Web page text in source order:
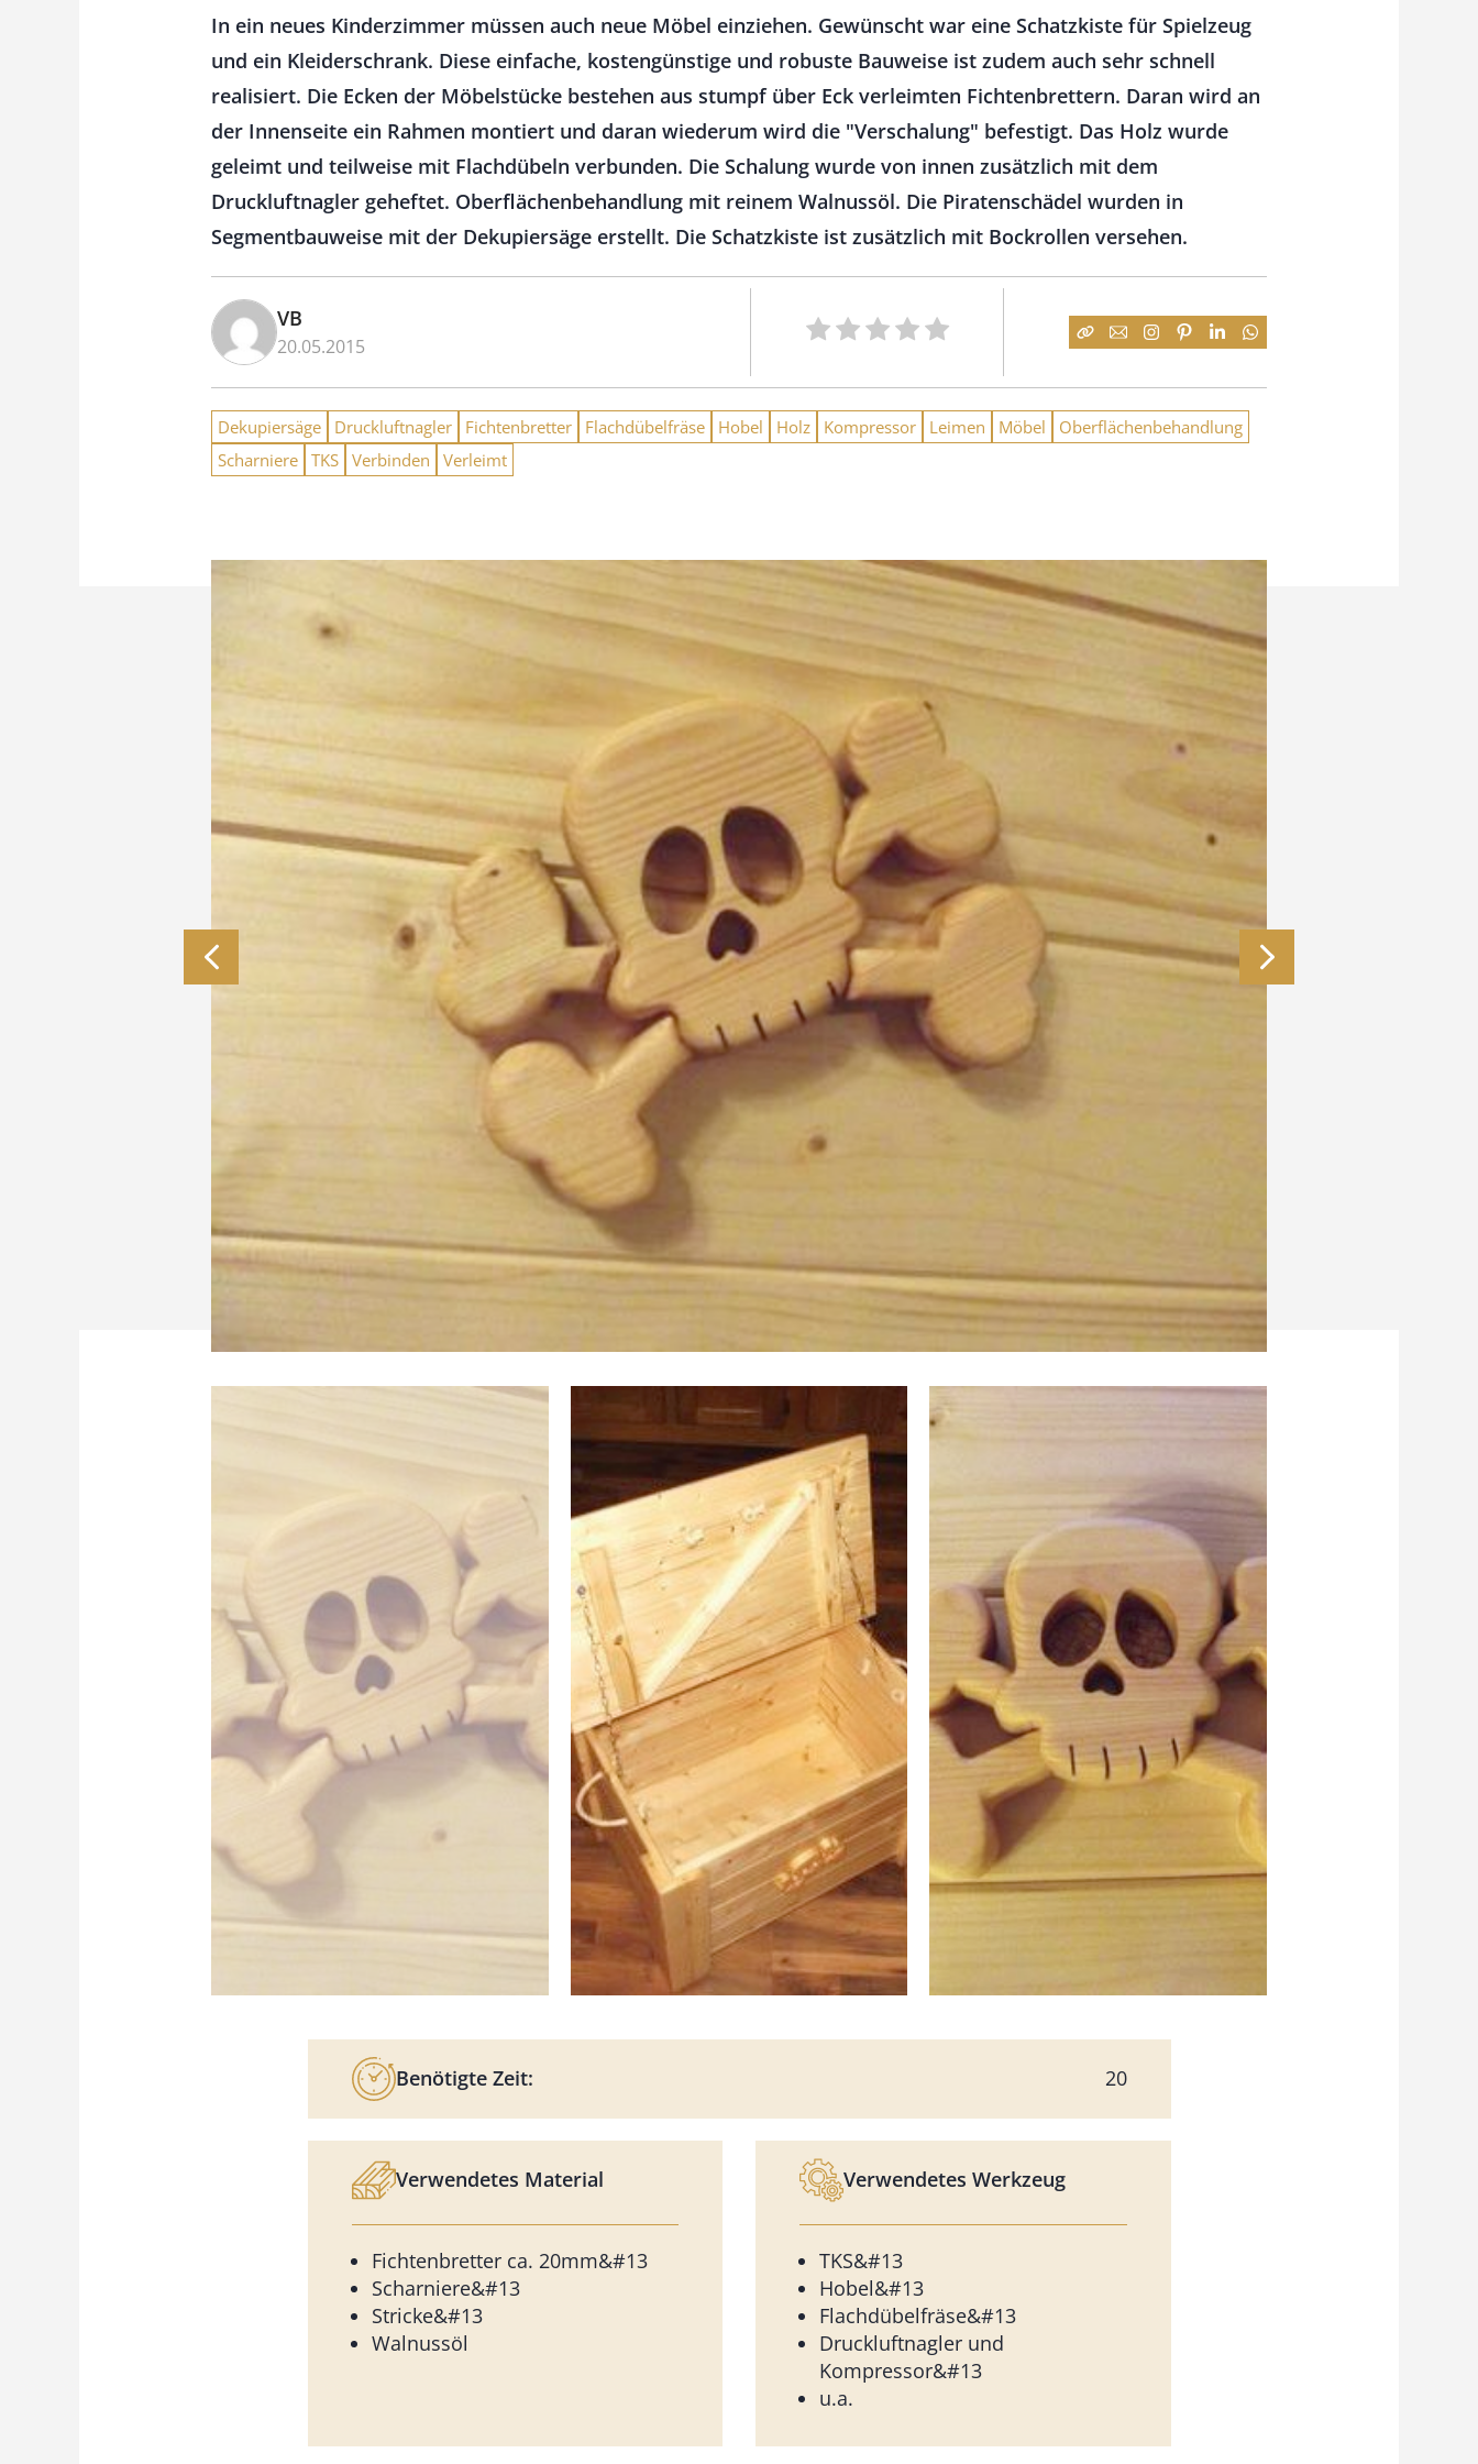
In ein neues Kinderzimmer müssen auch neue Möbel einziehen. Gewünscht war eine Schatzkiste für Spielzeug
und ein Kleiderschrank. Diese einfache, kostengünstige und robuste Bauweise ist zudem auch sehr schnell
realisiert. Die Ecken der Möbelstücke bestehen aus stumpf über Eck verleimten Fichtenbrettern. Daran wird an
der Innenseite ein Rahmen montiert und daran wiederum wird die "Verschalung" befestigt. Das Holz wurde
geleimt und teilweise mit Flachdübeln verbunden. Die Schalung wurde von innen zusätzlich mit dem
Druckluftnagler geheftet. Oberflächenbehandlung mit reinem Walnussöl. Die Piratenschädel wurden in
Segmentbauweise mit der Dekupiersäge erstellt. Die Schatzkiste ist zusätzlich mit Bockrollen versehen.
VB
20.05.2015
Dekupiersäge Druckluftnagler Fichtenbretter Flachdübelfräse Hobel Holz Kompressor Leimen Möbel
Oberflächenbehandlung
Scharniere TKS Verbinden Verleimt
Benötigte Zeit: 20
Verwendetes Material
Fichtenbretter ca. 20mm&#13
Scharniere&#13
Stricke&#13
Walnussöl
Verwendetes Werkzeug
TKS&#13
Hobel&#13
Flachdübelfräse&#13
Druckluftnagler und
Kompressor&#13
u.a.